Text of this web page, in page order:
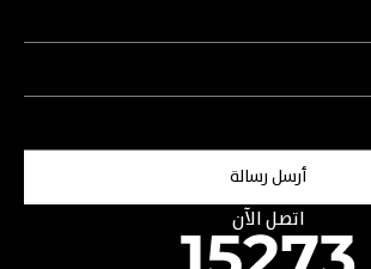
اتصل الآن